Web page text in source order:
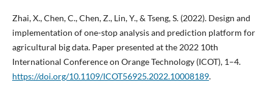
Zhai, X., Chen, C., Chen, Z., Lin, Y., & Tseng, S. (2022). Design and
implementation of one-stop analysis and prediction platform for
agricultural big data. Paper presented at the 2022 10th
International Conference on Orange Technology (ICOT), 1–4.
https://doi.org/10.1109/ICOT56925.2022.10008189.